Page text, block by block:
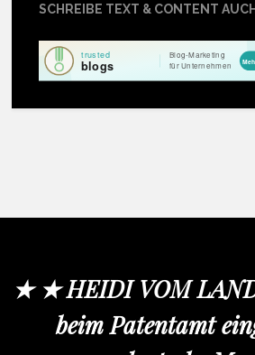
SCHREIBE TEXT & CONTENT
★ ★ HEIDI VOM
beim Patentamt